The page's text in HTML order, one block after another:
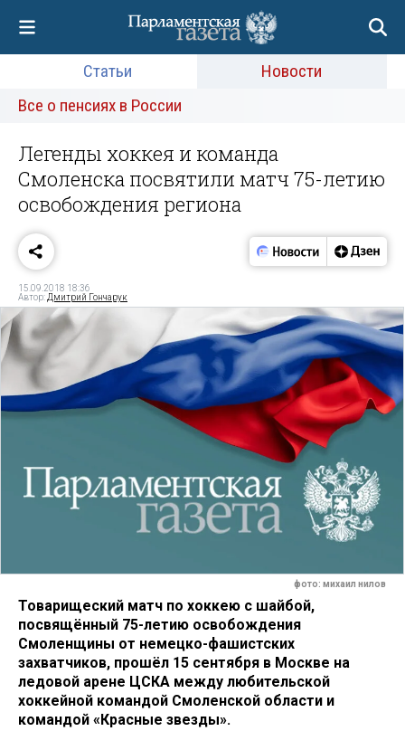
Статьи
Новости
Все о пенсиях в России
Легенды хоккея и команда
Смоленска посвятили матч 75-летию
освобождения региона
15.09.2018 18:36
Автор: Дмитрий Гончарук
фото: михаил нилов
Товарищеский матч по хоккею с шайбой,
посвящённый 75-летию освобождения
Смоленщины от немецко-фашистских
захватчиков, прошёл 15 сентября в Москве на
ледовой арене ЦСКА между любительской
хоккейной командой Смоленской области и
командой «Красные звезды».